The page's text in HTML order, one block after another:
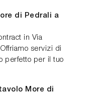
di Pedrali a
in Via
servizi di
perfetto per il tuo
More di